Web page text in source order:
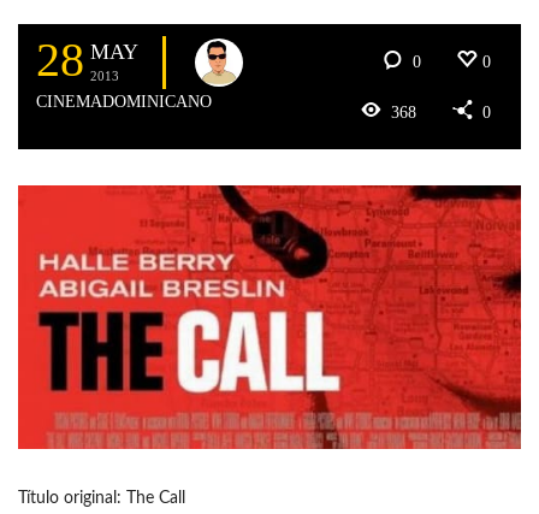
28 MAY
2013
CINEMADOMINICANO
0 0
368 0
Título original: The Call